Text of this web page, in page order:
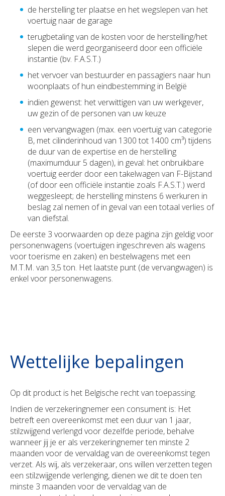
de herstelling ter plaatse en het wegslepen van het
voertuig naar de garage
terugbetaling van de kosten voor de herstelling/het
slepen die werd georganiseerd door een officiële
instantie (bv. F.A.S.T.)
het vervoer van bestuurder en passagiers naar hun
woonplaats of hun eindbestemming in België
indien gewenst: het verwittigen van uw werkgever,
uw gezin of de personen van uw keuze
een vervangwagen (max. een voertuig van categorie
B, met cilinderinhoud van 1300 tot 1400 cm³) tijdens
de duur van de expertise en de herstelling
(maximumduur 5 dagen), in geval: het onbruikbare
voertuig eerder door een takelwagen van F-Bijstand
(of door een officiële instantie zoals F.A.S.T.) werd
weggesleept; de herstelling minstens 6 werkuren in
beslag zal nemen of in geval van een totaal verlies of
van diefstal.
De eerste 3 voorwaarden op deze pagina zijn geldig voor
personenwagens (voertuigen ingeschreven als wagens
voor toerisme en zaken) en bestelwagens met een
M.T.M. van 3,5 ton. Het laatste punt (de vervangwagen) is
enkel voor personenwagens.
Wettelijke bepalingen
Op dit product is het Belgische recht van toepassing.
Indien de verzekeringnemer een consument is: Het
betreft een overeenkomst met een duur van 1 jaar,
stilzwijgend verlengd voor dezelfde periode, behalve
wanneer jij je er als verzekeringnemer ten minste 2
maanden voor de vervaldag van de overeenkomst tegen
verzet. Als wij, als verzekeraar, ons willen verzetten tegen
een stilzwijgende verlenging, dienen we dit te doen ten
minste 3 maanden voor de vervaldag van de